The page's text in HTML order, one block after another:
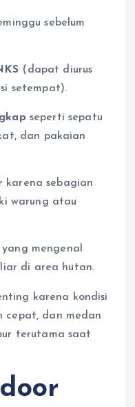
sebelum
(dapat diurus
setempat).
seperti sepatu
dan pakaian
karena sebagian
warung atau
yang mengenal
di area hutan.
karena kondisi
cepat, dan medan
terutama saat